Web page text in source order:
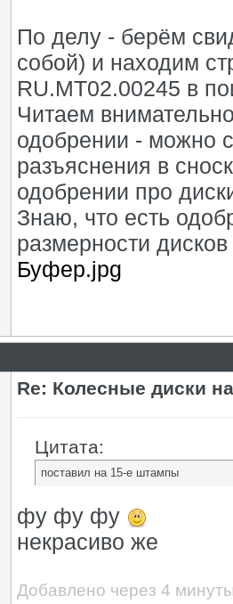
По делу - берём
собой) и находим
RU.MT02.00245 в
Читаем
одобрении - можно
разъяснения в
одобрении про
Знаю, что есть
размерности
Буфер.jpg
Re: Колесные диски
Цитата:
поставил на 15-е штампы
фу фу фу
некрасиво же
Добавлено через 4